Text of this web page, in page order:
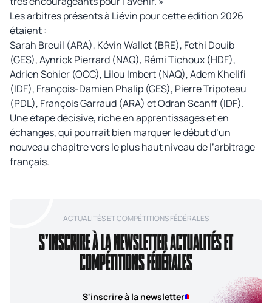
Les arbitres présents à Liévin pour cette édition 2026
étaient :
Sarah Breuil (ARA), Kévin Wallet (BRE), Fethi Douib
(GES), Aynrick Pierrard (NAQ), Rémi Tichoux (HDF),
Adrien Sohier (OCC), Lilou Imbert (NAQ), Adem Khelifi
(IDF), François-Damien Phalip (GES), Pierre Tripoteau
(PDL), François Garraud (ARA) et Odran Scanff (IDF).
Une étape décisive, riche en apprentissages et en
échanges, qui pourrait bien marquer le début d’un
nouveau chapitre vers le plus haut niveau de l’arbitrage
français.
ACTUALITÉS ET COMPÉTITIONS FÉDÉRALES
S'INSCRIRE À LA NEWSLETTER ACTUALITÉS ET
COMPÉTITIONS FÉDÉRALES
S'inscrire à la newsletter